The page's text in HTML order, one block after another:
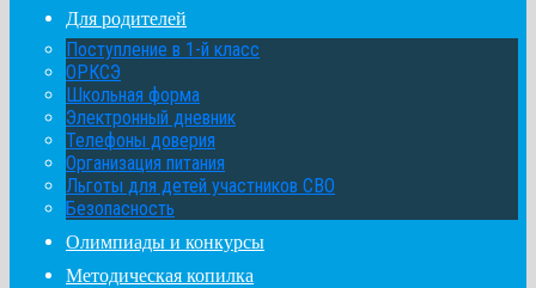
Для родителей
Поступление в 1-й класс
ОРКСЭ
Школьная форма
Электронный дневник
Телефоны доверия
Организация питания
Льготы для детей участников СВО
Безопасность
Олимпиады и конкурсы
Методическая копилка